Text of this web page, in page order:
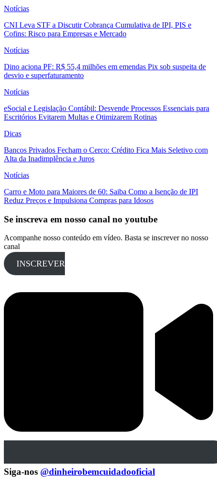
Notícias
CNI Leva STF a Discutir Cobrança Cumulativa de IPI, PIS e
Cofins: Risco para Empresas e Mercado
Notícias
Dino aciona PF: R$ 55,4 milhões em emendas Pix sob suspeita de
desvio e superfaturamento
Notícias
eSocial e Legislação Contábil: Desvende Processos Essenciais para
Escritórios Evitarem Multas e Otimizarem Rotinas
Dicas
Bancos Privados Fecham o Cerco: Crédito Fica Mais Seletivo com
Alta da Inadimplência e Juros
Notícias
Carro e Moto para Maiores de 60: Saiba Como a Isenção de IPI
Reduz Preços e Impulsiona Compras para Idosos
Se inscreva em nosso canal no youtube
Acompanhe nosso conteúdo em vídeo. Basta se inscrever no nosso
canal
INSCREVER
Siga-nos @dinheirobemcuidadooficial